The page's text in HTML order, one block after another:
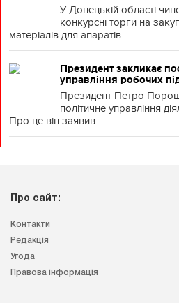
У Донецькій області
конкурсні торги на
матеріалів для апаратів...
Президент закликає
управління робочих
Президент Петро
політичне управління
Про це він заявив ...
Про сайт:
Контакти
Редакція
Угода
Правова інформація